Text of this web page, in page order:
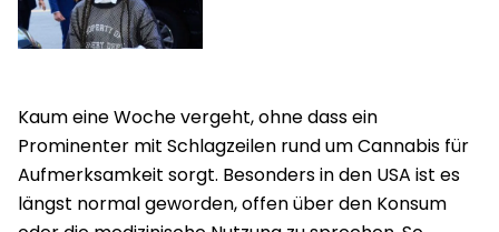
Kaum eine Woche vergeht, ohne dass ein
Prominenter mit Schlagzeilen rund um Cannabis für
Aufmerksamkeit sorgt. Besonders in den USA ist es
längst normal geworden, offen über den Konsum